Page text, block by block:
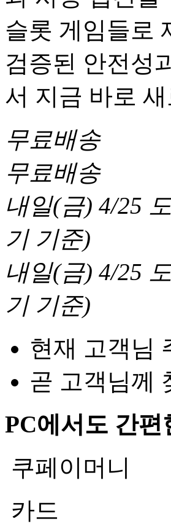
슬롯 게임들로
검증된 안전성
서 지금 바로
무료배송
무료배송
내일(금) 4/25
기 기준)
내일(금) 4/25
기 기준)
현재 고객님
곧 고객님께
PC에서도 간편
쿠페이머니
카드